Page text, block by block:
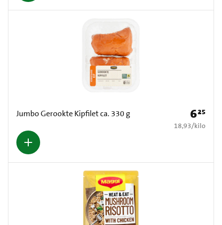
Jumbo Gerookte Kipfilet ca. 330 g Prijs: €
625
€ 18,93 per kilo
18,93/kilo